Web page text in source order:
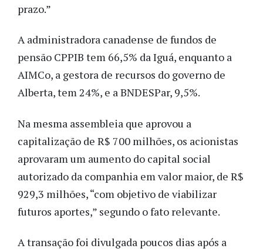
prazo.”
A administradora canadense de fundos de
pensão CPPIB tem 66,5% da Iguá, enquanto a
AIMCo, a gestora de recursos do governo de
Alberta, tem 24%, e a BNDESPar, 9,5%.
Na mesma assembleia que aprovou a
capitalização de R$ 700 milhões, os acionistas
aprovaram um aumento do capital social
autorizado da companhia em valor maior, de R$
929,3 milhões, “com objetivo de viabilizar
futuros aportes,” segundo o fato relevante.
A transação foi divulgada poucos dias após a